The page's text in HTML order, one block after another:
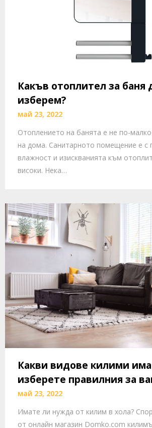
Какъв отоплител за баня
изберем?
май 23, 2022
Отоплението на банята е не по-
на дома. Санитарното помещение е с
влажност и изискванията към
високи. Нека…
Какви видове килими
изберете правилния за
май 23, 2022
Имате ли нужда от килим в хола?
от онлайн магазин Domko.com